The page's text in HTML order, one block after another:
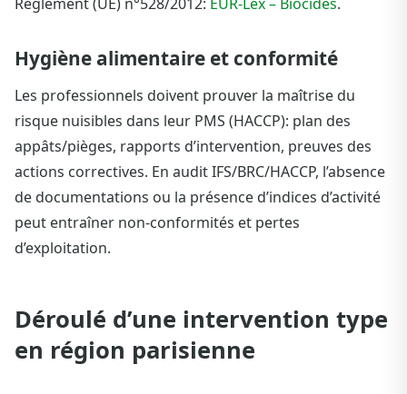
Hygiène alimentaire et conformité
Les professionnels doivent prouver la maîtrise du
risque nuisibles dans leur PMS (HACCP): plan des
appâts/pièges, rapports d’intervention, preuves des
actions correctives. En audit IFS/BRC/HACCP, l’absence
de documentations ou la présence d’indices d’activité
peut entraîner non-conformités et pertes
d’exploitation.
Déroulé d’une intervention type
en région parisienne